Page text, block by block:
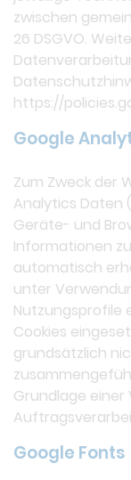
zwischen
26 DSGVO.
https://
Google
Zum Zweck der
Analytics Daten
Geräte- und
Informationen
automatisch
unter
Nutzungsprofile
Cookies
grundsätzlich
Grundlage einer
Google Fonts